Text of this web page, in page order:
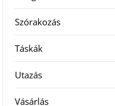
Szórakozás
Táskák
Utazás
Vásárlás